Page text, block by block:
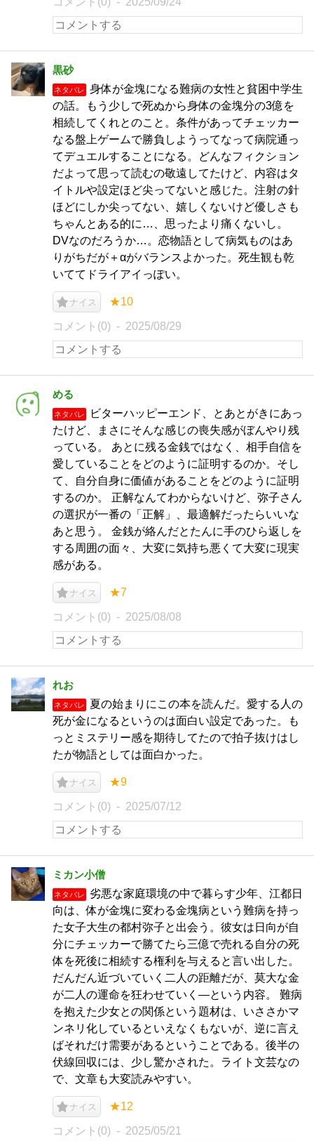
黒砂
ネタバレ
身体が金塊になる難病の女性と貧困中学生
の話。もう少しで死ぬから身体の金塊分の3億を
相続してくれとのこと。条件があってチェッカー
なる盤上ゲームで勝負しようってなって病院通っ
てデュエルすることになる。どんなフィクション
だよって思って読むの敬遠してたけど、内容はタ
イトルや設定ほど尖ってないと感じた。注射の針
ほどにしか尖ってない、嬉しくないけど優しさも
ちゃんとある的に…、思ったより痛くないし。
DVなのだろうか…。恋物語として病気ものはあ
りがちだが＋αがバランスよかった。死生観も乾
いててドライアイっぽい。
ナイス ★10
コメント(0) 2025/08/29
める
ネタバレ
ビターハッピーエンド、とあとがきにあっ
たけど、まさにそんな感じの喪失感がぼんやり残
っている。 あとに残る金銭ではなく、相手自信を
愛していることをどのように証明するのか。そし
て、自分自身に価値があることをどのように証明
するのか。 正解なんてわからないけど、弥子さん
の選択が一番の「正解」、最適解だったらいいな
あと思う。 金銭が絡んだとたんに手のひら返しを
する周囲の面々、大変に気持ち悪くて大変に現実
感がある。
ナイス ★7
コメント(0) 2025/08/08
れお
ネタバレ
夏の始まりにこの本を読んだ。愛する人の
死が金になるというのは面白い設定であった。も
っとミステリー感を期待してたので拍子抜けはし
たが物語としては面白かった。
ナイス ★9
コメント(0) 2025/07/12
ミカン小僧
ネタバレ
劣悪な家庭環境の中で暮らす少年、江都日
向は、体が金塊に変わる金塊病という難病を持っ
た女子大生の都村弥子と出会う。彼女は日向が自
分にチェッカーで勝てたら三億で売れる自分の死
体を死後に相続する権利を与えると言い出した。
だんだん近づいていく二人の距離だが、莫大な金
が二人の運命を狂わせていく―という内容。 難病
を抱えた少女との関係という題材は、いささかマ
ンネリ化しているといえなくもないが、逆に言え
ばそれだけ需要があるということである。後半の
伏線回収には、少し驚かされた。ライト文芸なの
で、文章も大変読みやすい。
ナイス ★12
コメント(0) 2025/05/21